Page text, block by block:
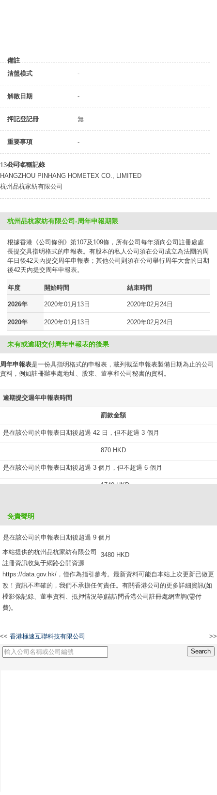
備註
清盤模式
-
解散日期 -
押記登記冊 無
重要事項 -
公司名稱記錄
13-01-2020
HANGZHOU PINHANG HOMETEX CO., LIMITED
杭州品杭家紡有限公司
杭州品杭家紡有限公司-周年申報期限
根據香港《公司條例》第107及109條，所有公司每年須向公司註冊處處
長提交具指明格式的申報表。有股本的私人公司須在公司成立為法團的周
年日後42天內提交周年申報表；其他公司則須在公司舉行周年大會的日期
後42天內提交周年申報表。
年度 開始時間 結束時間
2026年 2020年01月13日 2020年02月24日
2020年 2020年01月13日 2020年02月24日
未有或逾期交付周年申報表的後果
周年申報表是一份具指明格式的申報表，載列截至申報表製備日期為止的公司
資料，例如註冊辦事處地址、股東、董事和公司秘書的資料。
逾期提交週年申報表時間
罰款金額
是在該公司的申報表日期後超過 42 日，但不超過 3 個月
870 HKD
是在該公司的申報表日期後超過 3 個月，但不超過 6 個月
1740 HKD
是在該公司的申報表日期後超過 9 個月
3480 HKD
免責聲明
本站提供的杭州品杭家紡有限公司
註冊資訊收集于網路公開資源
https://data.gov.hk/，僅作為指引參考。最新資料可能自本站上次更新已做更
改！資訊不準確的，我們不承擔任何責任。有關香港公司的更多詳細資訊(如
檔影像記錄、董事資料、抵押情況等)請訪問香港公司註冊處網查詢(需付
費)。
<< 香港極速互聯科技有限公司 >>